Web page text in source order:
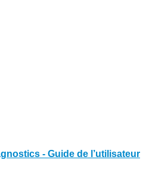
- Guide de l’utilisateur